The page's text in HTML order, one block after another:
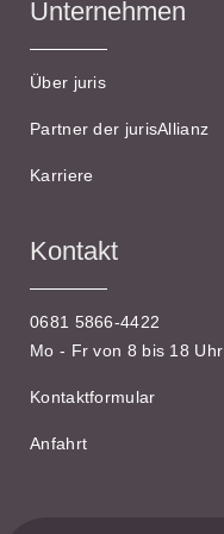
Unternehmen
Über juris
Partner der jurisAllianz
Karriere
Kontakt
0681 5866-4422
Mo - Fr von 8 bis 18 Uhr
Kontaktformular
Anfahrt